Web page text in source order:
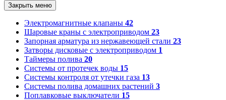
Закрыть меню
Электромагнитные клапаны 42
Шаровые краны с электроприводом 23
Запорная арматура из нержавеющей стали 23
Затворы дисковые с электроприводом 1
Таймеры полива 20
Системы от протечек воды 15
Системы контроля от утечки газа 13
Системы полива домашних растений 3
Поплавковые выключатели 15